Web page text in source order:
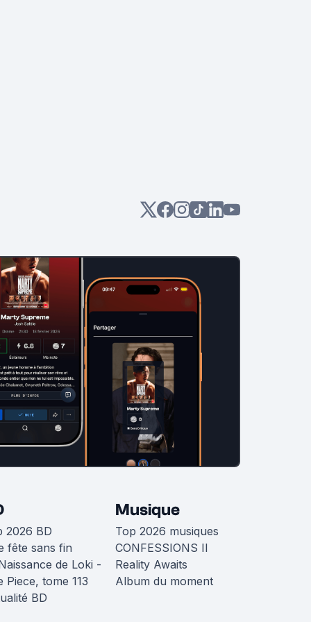
2026 BD
fête sans fin
de Loki -
Piece, tome 113
BD
Musique
Top 2026 musiques
CONFESSIONS II
Reality Awaits
Album du moment